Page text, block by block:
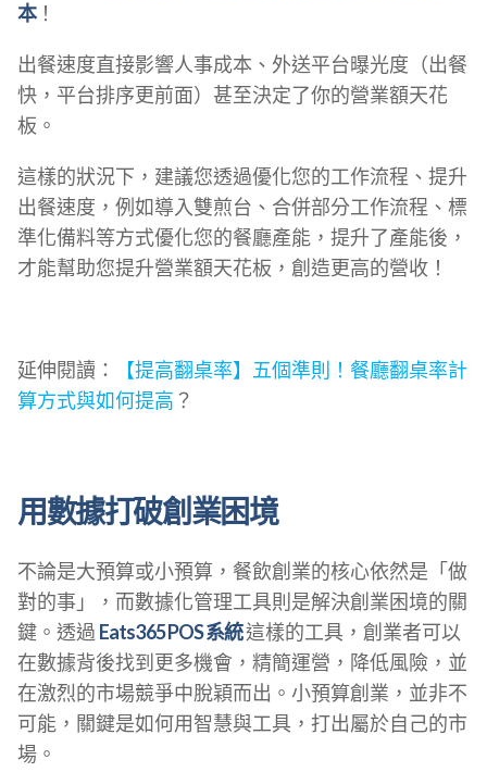
本！
出餐速度直接影響人事成本、外送平台曝光度（出餐
快，平台排序更前面）甚至決定了你的營業額天花
板。
這樣的狀況下，建議您透過優化您的工作流程、提升
出餐速度，例如導入雙煎台、合併部分工作流程、標
準化備料等方式優化您的餐廳產能，提升了產能後，
才能幫助您提升營業額天花板，創造更高的營收！
延伸閱讀：
【提高翻桌率】五個準則！餐廳翻桌率計
算方式與如何提高 ？
用數據打破創業困境
不論是大預算或小預算，餐飲創業的核心依然是「做
對的事」，而數據化管理工具則是解決創業困境的關
鍵。透過 Eats365 POS 系統這樣的工具，創業者可以
在數據背後找到更多機會，精簡運營，降低風險，並
在激烈的市場競爭中脫穎而出。小預算創業，並非不
可能，關鍵是如何用智慧與工具，打出屬於自己的市
場。